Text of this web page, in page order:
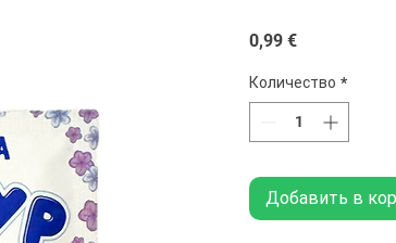
0,99 €Цена
Количество *
Добавить в